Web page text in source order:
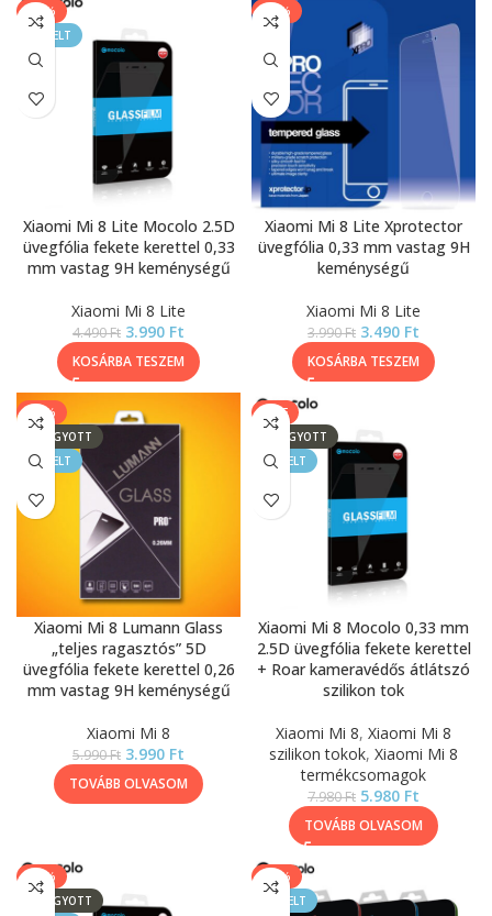
-11%
KIEMELT
Xiaomi Mi 8 Lite Mocolo 2.5D
üvegfólia fekete kerettel 0,33
mm vastag 9H keménységű
Xiaomi Mi 8 Lite
4.490Ft 3.990 Ft
KOSÁRBA TESZEM
-13%
Xiaomi Mi 8 Lite Xprotector
üvegfólia 0,33 mm vastag 9H
keménységű
Xiaomi Mi 8 Lite
3.990Ft 3.490 Ft
KOSÁRBA TESZEM
-33%
ELFOGYOTT
KIEMELT
Xiaomi Mi 8 Lumann Glass
„teljes ragasztós” 5D
üvegfólia fekete kerettel 0,26
mm vastag 9H keménységű
Xiaomi Mi 8
5.990Ft 3.990 Ft
TOVÁBB OLVASOM
SALE
ELFOGYOTT
KIEMELT
Xiaomi Mi 8 Mocolo 0,33 mm
2.5D üvegfólia fekete kerettel
+ Roar kameravédős átlátszó
szilikon tok
Xiaomi Mi 8, Xiaomi Mi 8
szilikon tokok, Xiaomi Mi 8
termékcsomagok
7.980Ft 5.980 Ft
TOVÁBB OLVASOM
-11%
ELFOGYOTT
-56%
KIEMELT